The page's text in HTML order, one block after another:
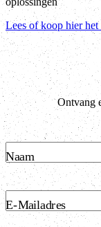
Lees of koop hier het
Ontvang
Naam
E-Mailadres